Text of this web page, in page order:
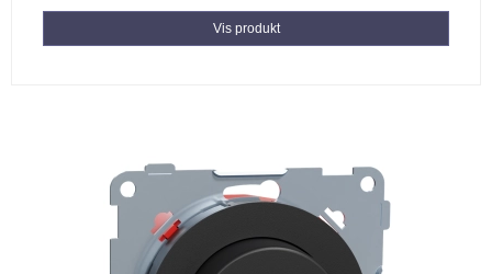
Vis produkt